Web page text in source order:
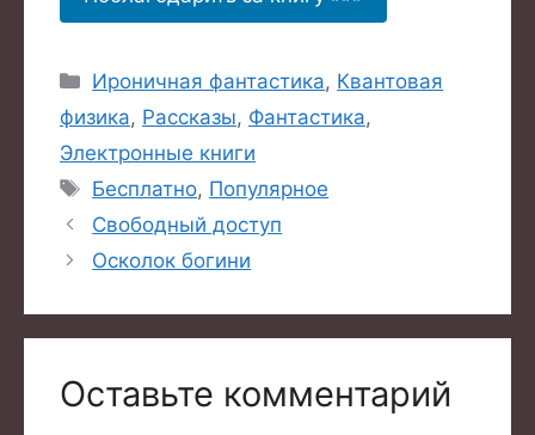
Рубрики
Ироничная фантастика, Квантовая
физика, Рассказы, Фантастика,
Электронные книги
Метки
Бесплатно, Популярное
Свободный доступ
Осколок богини
Оставьте комментарий